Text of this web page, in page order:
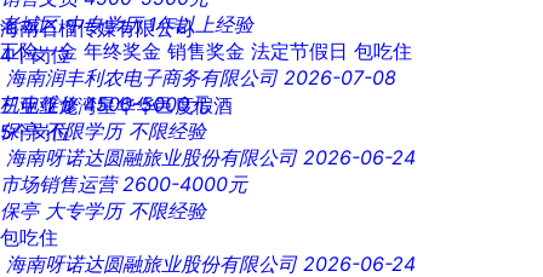
海南石榴传媒有限公司
4个岗位
三亚亚龙湾星华华邑度假酒
5个岗位
老城区中专学历 1年以上经验
五险一金 年终奖金 销售奖金 法定节假日 包吃住
海南润丰利农电子商务有限公司 2026-07-08
机电维修 4500-5000元
保亭不限学历 不限经验
海南呀诺达圆融旅业股份有限公司 2026-06-24
市场销售运营 2600-4000元
保亭 大专学历 不限经验
包吃住
海南呀诺达圆融旅业股份有限公司 2026-06-24